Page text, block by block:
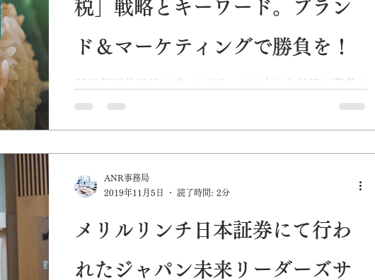
税」戦略とキーワード。ブラン
ド＆マーケティングで勝負を！
2019年12月30日のプレスリリースの中からANRの若者ス
メリルリンチ日本証券にて行わ
れたジャパン未来リーダーズサ
ANR事務局
2019年11月5日
読了時間: 2分